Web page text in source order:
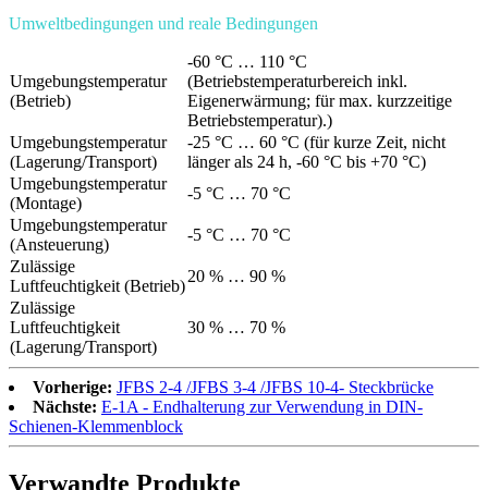
Umweltbedingungen und reale Bedingungen
Umgebungstemperatur
(Betrieb)
-60 °C … 110 °C
(Betriebstemperaturbereich inkl.
Eigenerwärmung; für max. kurzzeitige
Betriebstemperatur).)
Umgebungstemperatur
(Lagerung/Transport)
-25 °C … 60 °C (für kurze Zeit, nicht
länger als 24 h, -60 °C bis +70 °C)
Umgebungstemperatur
(Montage)
-5 °C … 70 °C
Umgebungstemperatur
(Ansteuerung)
-5 °C … 70 °C
Zulässige
Luftfeuchtigkeit (Betrieb)
20 % … 90 %
Zulässige
Luftfeuchtigkeit
(Lagerung/Transport)
30 % … 70 %
Vorherige: JFBS 2-4 /JFBS 3-4 /JFBS 10-4- Steckbrücke
Nächste: E-1A - Endhalterung zur Verwendung in DIN-
Schienen-Klemmenblock
Verwandte Produkte